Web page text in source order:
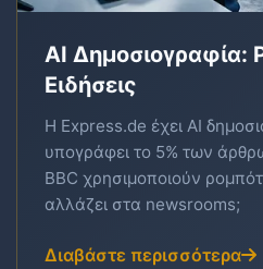
AI Δημοσιογραφία:
Ειδήσεις
Η Express.de έχει AI
υπογράφει το 5% των
BBC χρησιμοποιούν ρομπότ
αλλάζει στα newsrooms;
Διαβάστε περισσότερα